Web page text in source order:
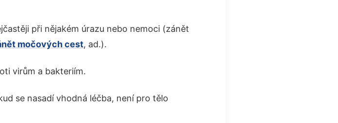
při nějakém úrazu nebo nemoci (zánět
močových cest, ad.).
virům a bakteriím.
se nasadí vhodná léčba, není pro tělo